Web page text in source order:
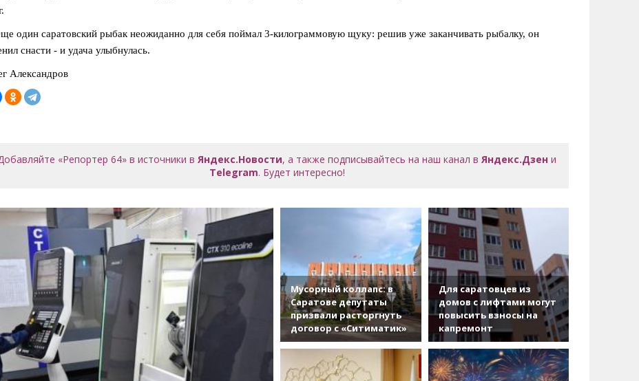
один саратовский рыбак неожиданно для себя поймал 3-килограммовую щуку: решив уже заканчивать рыбалку, он
снасти - и удача улыбнулась.
Александров
«Репортер 64» в источники вЯндекс.Новости, а также подписывайтесь на наш канал вЯндекс.Дзен и
Telegram. Будет интересно!
Мусорный коллапс: в
Саратове депутаты
призвали расторгнуть
договор с «Ситиматик»
Для саратовцев из
домов с лифтами могут
повысить взносы на
капремонт